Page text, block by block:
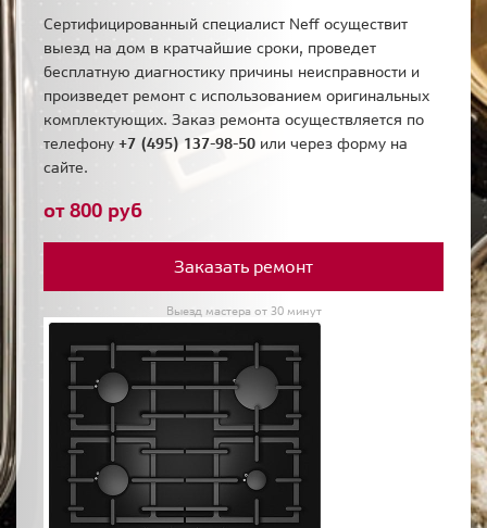
Сертифицированный специалист Neff осуществит
выезд на дом в кратчайшие сроки, проведет
бесплатную диагностику причины неисправности и
произведет ремонт с использованием оригинальных
комплектующих. Заказ ремонта осуществляется по
телефону +7 (495) 137-98-50 или через форму на
сайте.
от 800 руб
Заказать ремонт
Выезд мастера от 30 минут